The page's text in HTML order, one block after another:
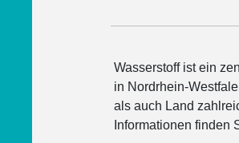
Wasserstoff ist ein
in Nordrhein-
als auch Land
Informationen finden